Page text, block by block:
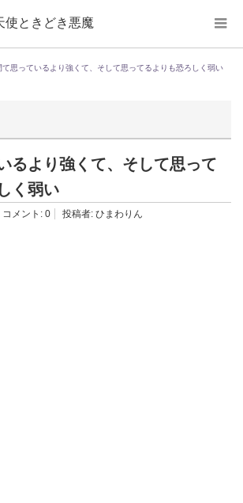
使ときどき悪魔
て思っているより強くて、そして思ってるよりも恐ろしく弱い
るより強くて、そして思って
く弱い
コメント: 0 投稿者: ひまわりん